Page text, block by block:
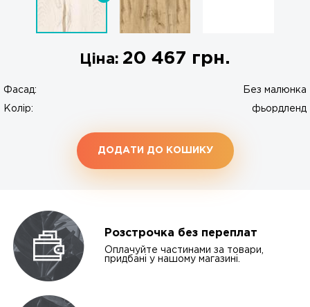
Ціна: 20 467 грн.
Фасад: Без малюнка
Колір: фьордленд
ДОДАТИ ДО КОШИКУ
Розстрочка без переплат
Оплачуйте частинами за товари,
придбані у нашому магазині.